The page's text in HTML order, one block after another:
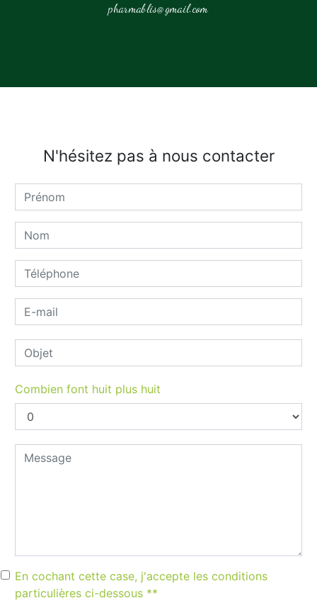
pharmablis@gmail.com
N'hésitez pas à nous contacter
Combien font huit plus huit
En cochant cette case, j'accepte les conditions
particulières ci-dessous **